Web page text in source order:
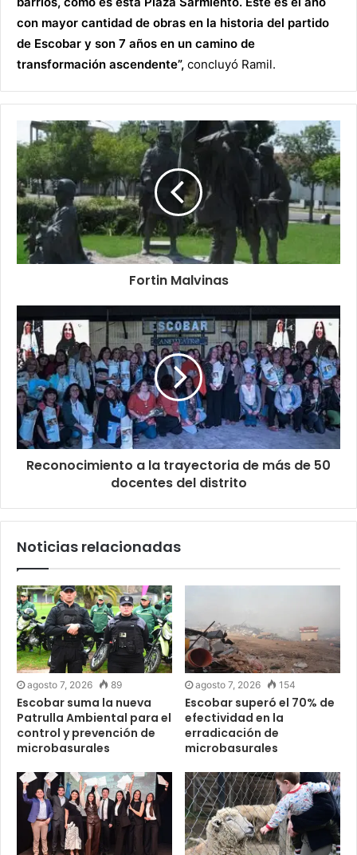
con mayor cantidad de obras en la historia del partido
de Escobar y son 7 años en un camino de
transformación ascendente”, concluyó Ramil.
Fortin Malvinas
Reconocimiento a la trayectoria de más de 50
docentes del distrito
Noticias relacionadas
agosto 7, 2026 89
Escobar suma la nueva
Patrulla Ambiental para el
control y prevención de
microbasurales
agosto 7, 2026 154
Escobar superó el 70% de
efectividad en la
erradicación de
microbasurales